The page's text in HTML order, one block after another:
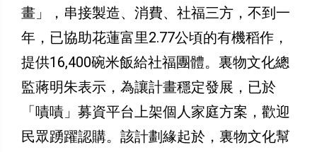
畫」，串接製造、消費、社福三方，不到一
年，已協助花蓮富里2.77公頃的有機稻作，
提供16,400碗米飯給社福團體。裏物文化總
監蔣明朱表示，為讓計畫穩定發展，已於
「嘖嘖」募資平台上架個人家庭方案，歡迎
民眾踴躍認購。該計劃緣起於，裏物文化幫